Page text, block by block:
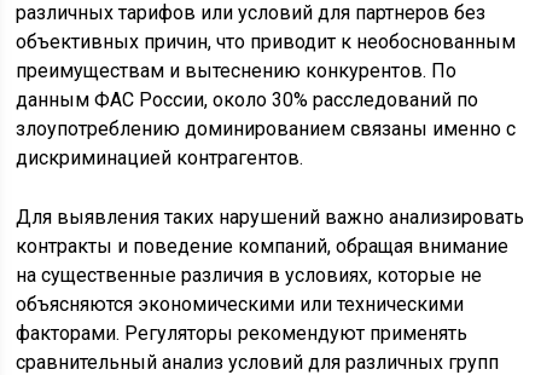
различных тарифов или условий для партнеров без
объективных причин, что приводит к необоснованным
преимуществам и вытеснению конкурентов. По
данным ФАС России, около 30% расследований по
злоупотреблению доминированием связаны именно с
дискриминацией контрагентов.
Для выявления таких нарушений важно анализировать
контракты и поведение компаний, обращая внимание
на существенные различия в условиях, которые не
объясняются экономическими или техническими
факторами. Регуляторы рекомендуют применять
сравнительный анализ условий для различных групп